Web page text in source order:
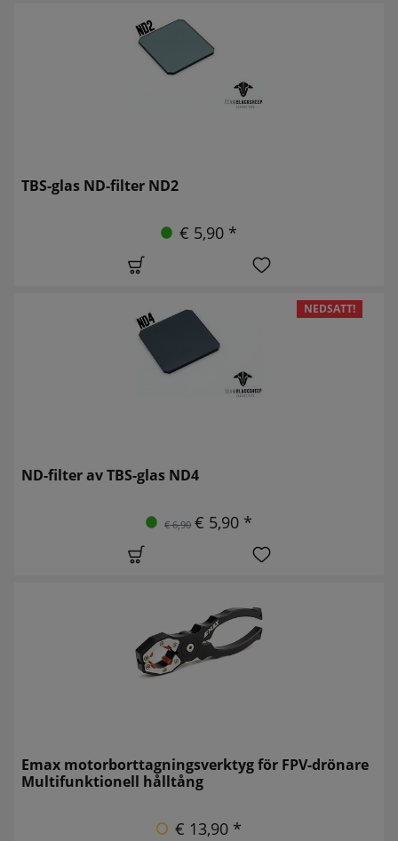
TBS-glas ND-filter ND2
€ 5,90 *
NEDSATT!
ND-filter av TBS-glas ND4
€ 6,90 € 5,90 *
Emax motorborttagningsverktyg för FPV-drönare
Multifunktionell hålltång
€ 13,90 *